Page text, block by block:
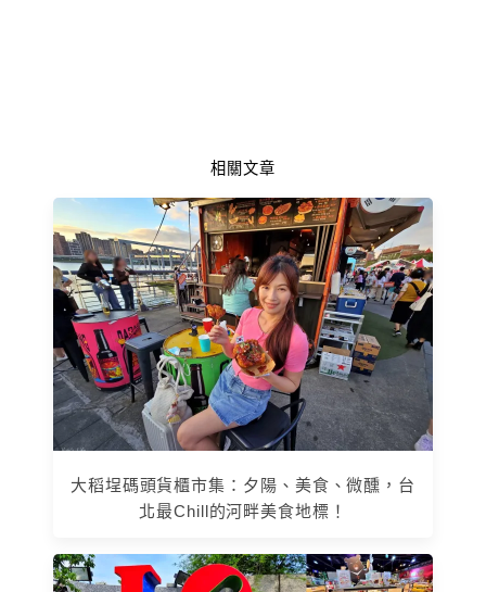
相關文章
大稻埕碼頭貨櫃市集：夕陽、美食、微醺，台
北最Chill的河畔美食地標！